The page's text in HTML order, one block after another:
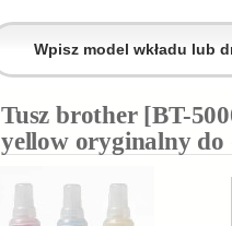
Tusz brother [BT-
yellow oryginalny